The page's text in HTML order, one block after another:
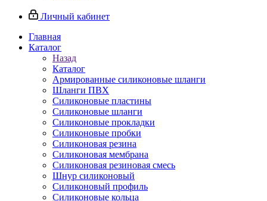
Личный кабинет
Главная
Каталог
Назад
Каталог
Армированные силиконовые шланги
Шланги ПВХ
Силиконовые пластины
Силиконовые шланги
Силиконовые прокладки
Силиконовые пробки
Силиконовая резина
Силиконовая мембрана
Силиконовая резиновая смесь
Шнур силиконовый
Силиконовый профиль
Силиконовые кольца